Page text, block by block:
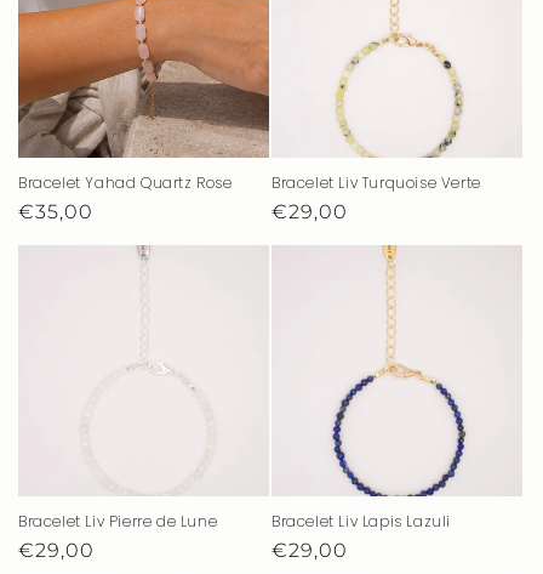
Bracelet Yahad Quartz Rose
Prix
habituel
€35,00
Bracelet Liv Turquoise Verte
Prix
habituel
€29,00
Bracelet Liv Pierre de Lune
Prix
€29,00
Bracelet Liv Lapis Lazuli
Prix
€29,00